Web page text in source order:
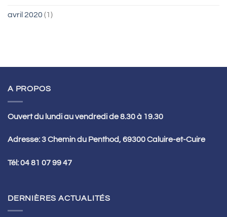
avril 2020 (1)
A PROPOS
Ouvert du lundi au vendredi de 8.30 à 19.30
Adresse: 3 Chemin du Penthod, 69300 Caluire-et-Cuire
Tél:04 81 07 99 47
DERNIÈRES ACTUALITÉS